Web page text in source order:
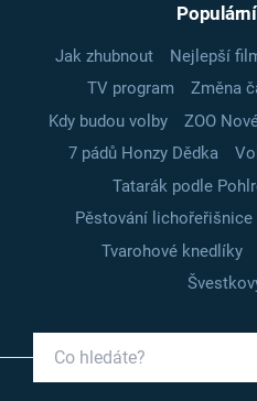
Jak zhubnout Nejlepší
TV program
Změna
Kdy budou volby
ZOO
7 pádů Honzy Dědka
Tatarák podle
Pěstování lichořeřišnice
Tvarohové knedlíky